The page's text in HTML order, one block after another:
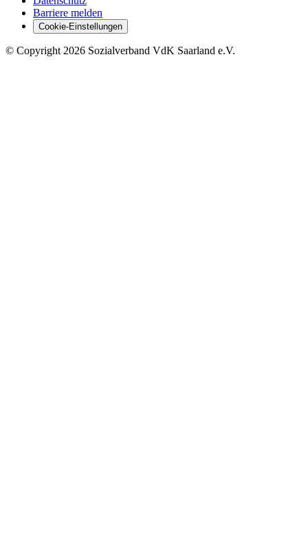
Barriere melden
Cookie-Einstellungen
© Copyright 2026 Sozialverband VdK Saarland e.V.